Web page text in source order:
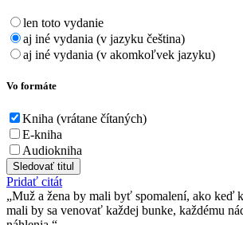
len toto vydanie
aj iné vydania (v jazyku čeština)
aj iné vydania (v akomkoľvek jazyku)
Vo formáte
Kniha (vrátane čítaných)
E-kniha
Audiokniha
Sledovať titul
Pridať citát
Muž a žena by mali byť spomalení, ako keď
mali by sa venovať každej bunke, každému